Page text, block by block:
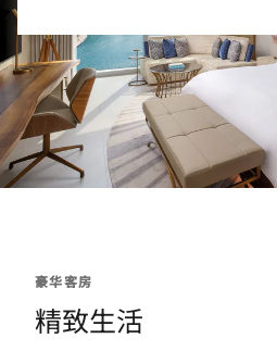
豪华客房
精致生活